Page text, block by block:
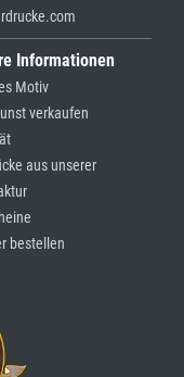
Informationen
Motiv
verkaufen
aus unserer
bestellen